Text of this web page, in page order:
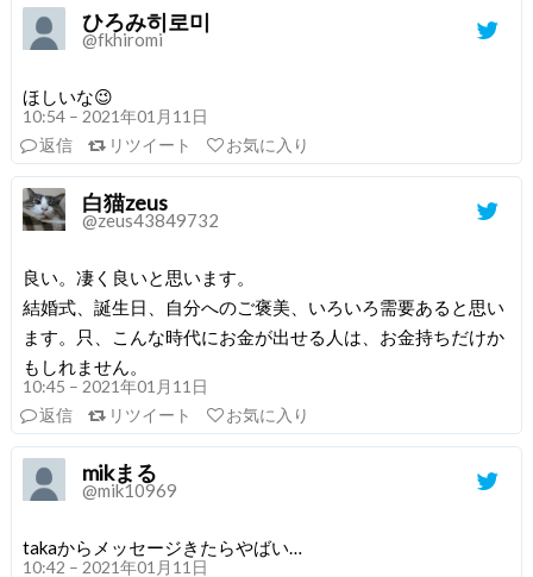
ひろみ히로미
@fkhiromi
ほしいな😉
10:54 – 2021年01月11日
返信
リツイート お気に入り
白猫zeus
@zeus43849732
良い。凄く良いと思います。
結婚式、誕生日、自分へのご褒美、いろいろ需要あると思い
ます。只、こんな時代にお金が出せる人は、お金持ちだけか
もしれません。
10:45 – 2021年01月11日
返信
リツイート お気に入り
mikまる
@mik10969
takaからメッセージきたらやばい…
10:42 – 2021年01月11日